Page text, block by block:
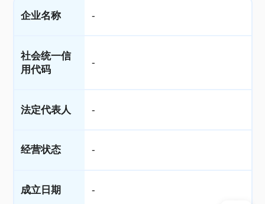
企业名称 -
社会统一信
用代码
-
法定代表人 -
经营状态 -
成立日期 -